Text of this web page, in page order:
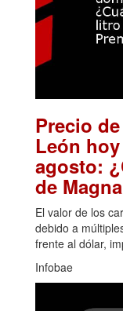
Precio
León
agosto:
de
El valor de los
debido a
frente al dólar,
Infobae